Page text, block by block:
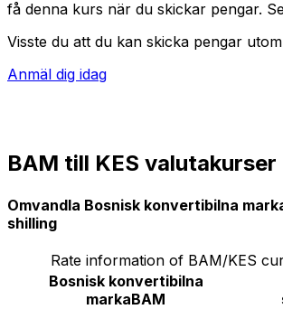
få denna kurs när du skickar pengar.
Visste du att du kan skicka pengar
Anmäl dig idag
BAM till KES valutakurser
Omvandla Bosnisk konvertibilna
shilling
Rate information of BAM/KES
Bosnisk konvertibilna
markaBAM